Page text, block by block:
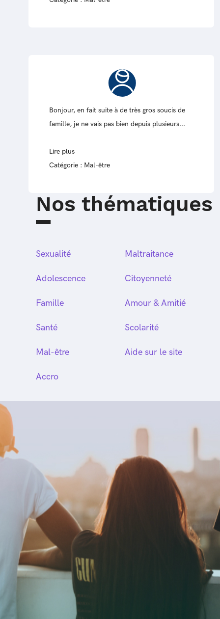
Bonjour, en fait suite à de très gros soucis de
famille, je ne vais pas bien depuis plusieurs...
Lire plus
Catégorie : Mal-être
Nos thématiques
Sexualité
Adolescence
Famille
Santé
Mal-être
Accro
Maltraitance
Citoyenneté
Amour & Amitié
Scolarité
Aide sur le site